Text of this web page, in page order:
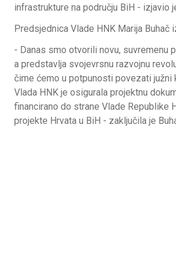
infrastrukture na području BiH - izjavio
Predsjednica Vlade HNK Marija
- Danas smo otvorili novu, suvremenu
a predstavlja svojevrsnu razvojnu
čime ćemo u potpunosti povezati južni
Vlada HNK je osigurala projektnu
financirano do strane Vlade Republike
projekte Hrvata u BiH - zaključila je